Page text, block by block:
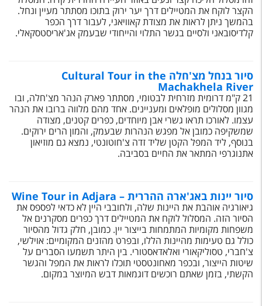
הקצר לוקח את המטיילים דרך יער ירוק בתוכו מסתתר מעיין ונחל.
בהמשך ניתן לראות את מצודת קאוויאני, לעבור דרך הכפר
קלדיסובאני ולסיים בגשר התלוי והייחודי שבעמק אג'אריסטסקאלי.
סיור בנחל מצ'חלה Cultural Tour in the
Machakhela River
21 ק"מ דרומית מזרחית לבטומי, מסתתר פארק הנהר מצ'חלה, ובו
מגוון מסלולים מופלאים ומעניינים. אחד מהם מלווה ברובו את הנהר
עצמו. לאורכו תראו גשרי אבן מיוחדים, כפרים קטנים, מצודה
שמשקיפה כמובן אל מפגש הנהרות שבעמק, והמון הרים ירוקים.
בנוסף, ליד המפל הקטן שליד זדה צ'חוטונטי, נמצא גם מוזיאון
אתנוגרפי המתאר את החיים בסביבה.
סיור יינות באג'ארה ההררית – Wine Tour in Adjara
גיאורגיה אוהבת את היינות שלה, ולחובבי היין לא כדאי לפספס את
הסיור הזה. המסלול לוקח את המטיילים דרך כפרים מסקרנים אל
משפחות מקומיות המתמחות בייצור יין. כמובן, חלק גדול מהסיור
כולל גם טעימות מהיינות הללו, ובפרט מהזנים המקומיים: אוילשי,
צ'חברי, טסוליקאורי ואלאדאסטורי. בין היתר תשמעו הסברים על
שיטות הייצור, ובכפר מאחונטסטי תוכלו לראות את המפל והגשר
הקשתי, בזמן שאתם רוכשים דוגמאות דבש המיוצר במקום.